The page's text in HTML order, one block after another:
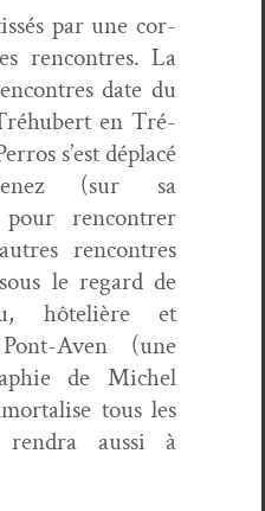
par une cor­
ren­con­tres. La
date du
en Tré­
s’est déplacé
(sur sa
ren­con­tr­er
ren­con­tres
le regard de
hôtelière et
Aven (une
de Michel
tous les
aus­si à